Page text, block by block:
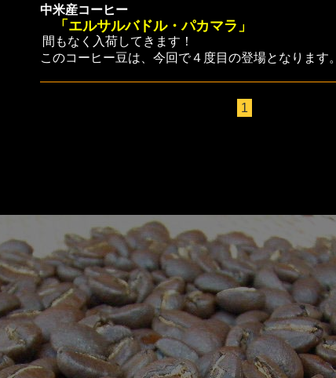
中米産コーヒー
「エルサルバドル・パカマラ」
間もなく入荷してきます！
このコーヒー豆は、今回で４度目の登場となります。
1